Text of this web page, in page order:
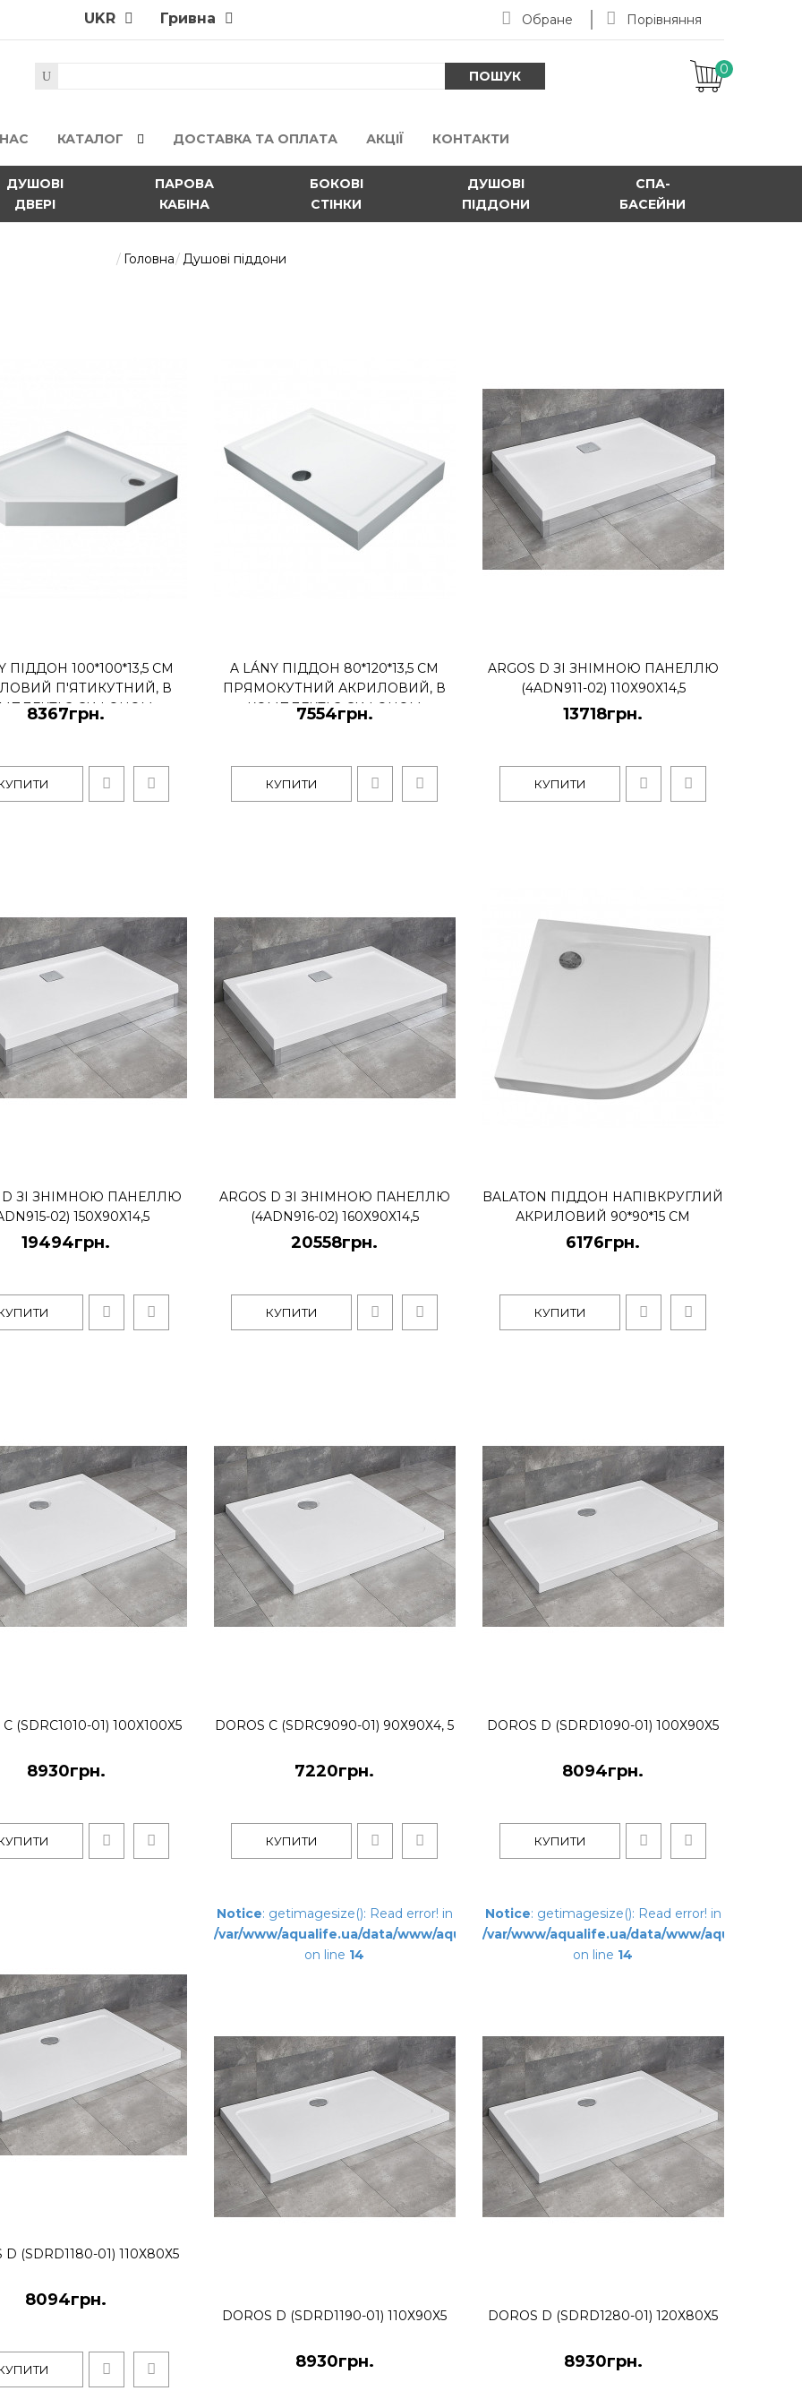
UKR Гривна Обране Порівняння
ПОШУК 0
-
КАТАЛОГ ДОСТАВКА ТА ОПЛАТА АКЦІЇ КОНТАКТИ
ДУШОВІ
ДВЕРІ
ПАРОВА
КАБІНА
БОКОВІ
СТІНКИ
ДУШОВІ
ПІДДОНИ
СПА-
БАСЕЙНИ
Головна Душові піддони
КУПИТИ
комплекті з сифоном антизапах
7554грн.
Argos D зі знімною панеллю (4ADN911-02) 110х90х14,5
13718грн.
Прямокутний плоский акриловий піддон зі знімною панеллю (з алюмінію в білому
або хромованому кольора..
або хромованому кольора..
КУПИТИ
20558грн.
BALATON піддон напівкруглий акриловий 90*90*15 см
6176грн.
Піддон напівкруглий акриловий 90*90*15 мм, дрібний, колір - білий, діаметр зливу
62 мм, діаметр криш..
ПІДДОН 100*100*13,5 СМ
П'ЯТИКУТНИЙ, В
З СИФОНОМ
АНТИЗАПАХ
8367грн.
A LÁNY ПІДДОН 80*120*13,5 СМ
ПРЯМОКУТНИЙ АКРИЛОВИЙ, В
КОМПЛЕКТІ З СИФОНОМ
АНТИЗАПАХ
7554грн.
КУПИТИ
ARGOS D ЗІ ЗНІМНОЮ ПАНЕЛЛЮ
(4ADN911-02) 110Х90Х14,5
13718грн.
КУПИТИ
D ЗІ ЗНІМНОЮ ПАНЕЛЛЮ
02) 150Х90Х14,5
19494грн.
ARGOS D ЗІ ЗНІМНОЮ ПАНЕЛЛЮ
(4ADN916-02) 160Х90Х14,5
20558грн.
КУПИТИ
BALATON ПІДДОН НАПІВКРУГЛИЙ
АКРИЛОВИЙ 90*90*15 СМ
6176грн.
КУПИТИ
(SDRC1010-01) 100Х100Х5
8930грн.
DOROS C (SDRC9090-01) 90Х90Х4, 5
7220грн.
КУПИТИ
DOROS D (SDRD1090-01) 100Х90Х5
8094грн.
КУПИТИ
D (SDRD1180-01) 110Х80Х5
8094грн.
Notice: getimagesize(): Read error! in
/var/www/aqualife.ua/data/www/aqualife.ua/system/storage/modification/catalog/
on line 14
DOROS D (SDRD1190-01) 110Х90Х5
8930грн.
Notice: getimagesize(): Read error! in
/var/www/aqualife.ua/data/www/aqualife.ua/
on line 14
DOROS D (SDRD1280-01) 120Х80Х5
8930грн.